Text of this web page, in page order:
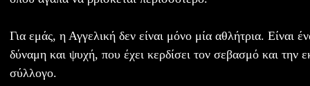
Για εμάς, η Αγγελική δεν είναι μόνο μία αθλήτρια. Είναι
δύναμη και ψυχή, που έχει κερδίσει τον σεβασμό και την
σύλλογο.